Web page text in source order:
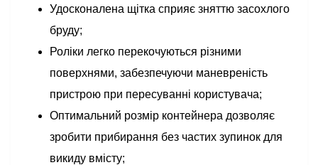
Удосконалена щітка сприяє зняттю засохлого
бруду;
Роліки легко перекочуються різними
поверхнями, забезпечуючи маневреність
пристрою при пересуванні користувача;
Оптимальний розмір контейнера дозволяє
зробити прибирання без частих зупинок для
викиду вмісту;